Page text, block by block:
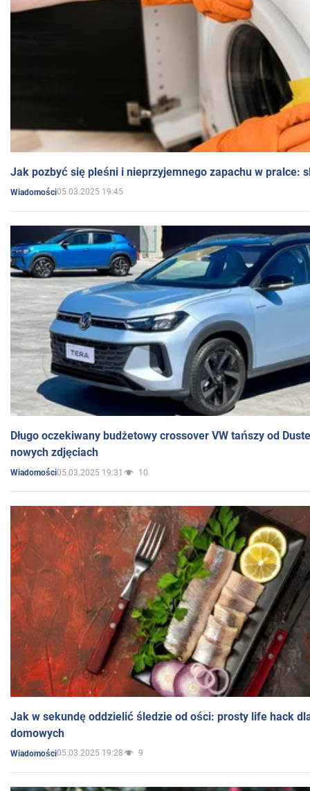
Jak pozbyć się pleśni i nieprzyjemnego zapachu w pralce:
Wiadomości05.03.2025 19:45
Długo oczekiwany budżetowy crossover VW tańszy od
nowych zdjęciach
Wiadomości05.03.2025 19:31 10
Jak w sekundę oddzielić śledzie od ości: prosty life hack
domowych
Wiadomości05.03.2025 19:28 9